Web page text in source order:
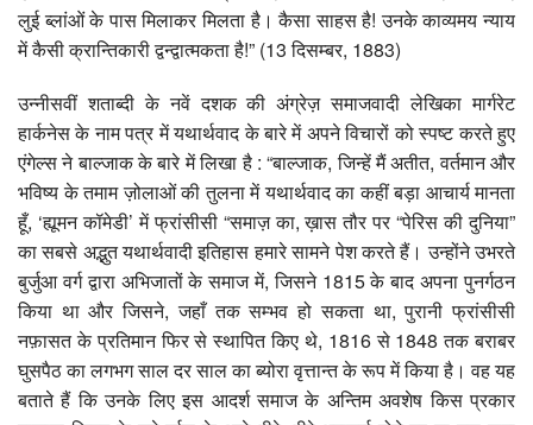
लुई ब्लांओं के पास मिलाकर मिलता है। कैसा साहस है! उनके काव्यमय न्याय
में कैसी क्रान्तिकारी द्वन्द्वात्मकता है!” (13 दिसम्बर, 1883)
उन्नीसवीं शताब्दी के नवें दशक की अंग्रेज़ समाजवादी लेखिका मार्गरेट
हार्कनेस के नाम पत्र में यथार्थवाद के बारे में अपने विचारों को स्पष्ट करते हुए
एंगेल्स ने बाल्जाक के बारे में लिखा है : “बाल्जाक, जिन्हें मैं अतीत, वर्तमान और
भविष्य के तमाम ज़ोलाओं की तुलना में यथार्थवाद का कहीं बड़ा आचार्य मानता
हूँ, ‘ह्यूमन कॉमेडी’ में फ्रांसीसी “समाज़ का, ख़ास तौर पर “पेरिस की दुनिया”
का सबसे अद्भुत यथार्थवादी इतिहास हमारे सामने पेश करते हैं। उन्होंने उभरते
बुर्जुआ वर्ग द्वारा अभिजातों के समाज में, जिसने 1815 के बाद अपना पुनर्गठन
किया था और जिसने, जहाँ तक सम्भव हो सकता था, पुरानी फ्रांसीसी
नफ़ासत के प्रतिमान फिर से स्थापित किए थे, 1816 से 1848 तक बराबर
घुसपैठ का लगभग साल दर साल का ब्योरा वृत्तान्त के रूप में किया है। वह यह
बताते हैं कि उनके लिए इस आदर्श समाज के अन्तिम अवशेष किस प्रकार